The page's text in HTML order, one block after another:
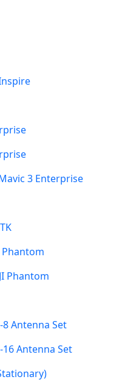
3 Enterprise
Phantom
Phantom
8 Antenna Set
16 Antenna Set